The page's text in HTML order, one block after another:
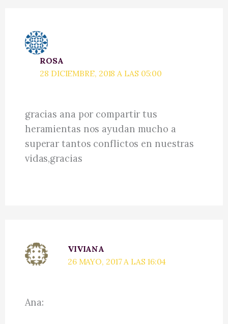
ROSA
28 DICIEMBRE, 2018 A LAS 05:00
gracias ana por compartir tus
heramientas nos ayudan mucho a
superar tantos conflictos en nuestras
vidas,gracias
VIVIANA
26 MAYO, 2017 A LAS 16:04
Ana: